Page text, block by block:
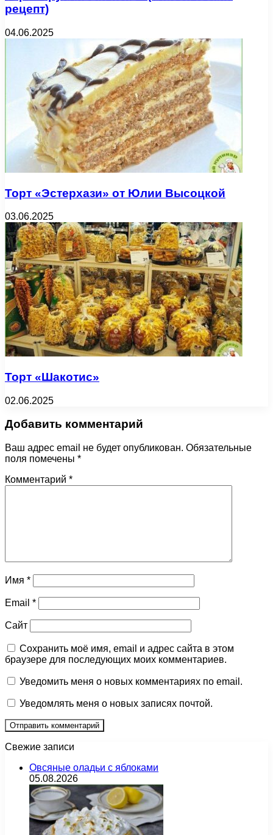
рецепт)
04.06.2025
Торт «Эстерхази» от Юлии Высоцкой
03.06.2025
Торт «Шакотис»
02.06.2025
Добавить комментарий
Ваш адрес email не будет опубликован. Обязательные
поля помечены *
Комментарий *
Имя *
Email *
Сайт
Сохранить моё имя, email и адрес сайта в этом
браузере для последующих моих комментариев.
Уведомить меня о новых комментариях по email.
Уведомлять меня о новых записях почтой.
Свежие записи
Овсяные оладьи с яблоками
05.08.2026